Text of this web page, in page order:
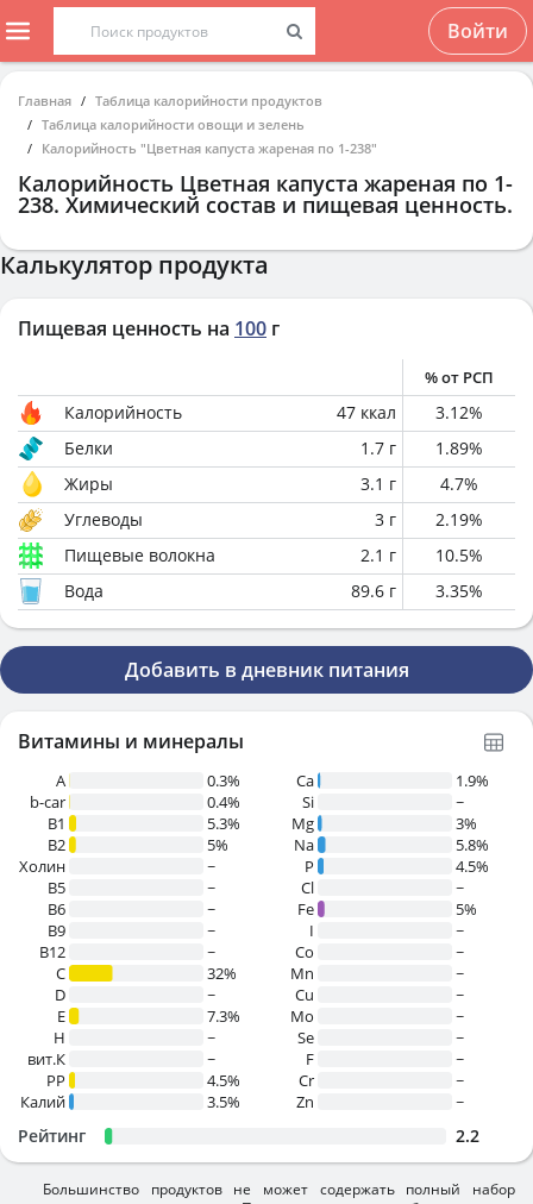
Войти
Главная
Таблица калорийности продуктов
Таблица калорийности овощи и зелень
Калорийность "Цветная капуста жареная по 1-238"
Калорийность Цветная капуста жареная по 1-
238. Химический состав и пищевая ценность.
Калькулятор продукта
Пищевая ценность на 100 г
% от РСП
Калорийность 47 ккал 3.12%
Белки
1.7 г 1.89%
Жиры
3.1 г 4.7%
Углеводы
3 г 2.19%
Пищевые волокна
2.1 г 10.5%
Вода
89.6 г 3.35%
Добавить в дневник питания
Витамины и минералы
A
0.3%
b-car
0.4%
В1
5.3%
B2
5%
Холин
~
B5
~
B6
~
B9
~
B12
~
C
32%
D
~
E
7.3%
H
~
вит.К
~
PP
4.5%
Калий
3.5%
Ca
1.9%
Si
~
Mg
3%
Na
5.8%
P
4.5%
Cl
~
Fe
5%
I
~
Co
~
Mn
~
Cu
~
Mo
~
Se
~
F
~
Cr
~
Zn
~
Рейтинг 2.2
Большинство продуктов не может содержать полный набор